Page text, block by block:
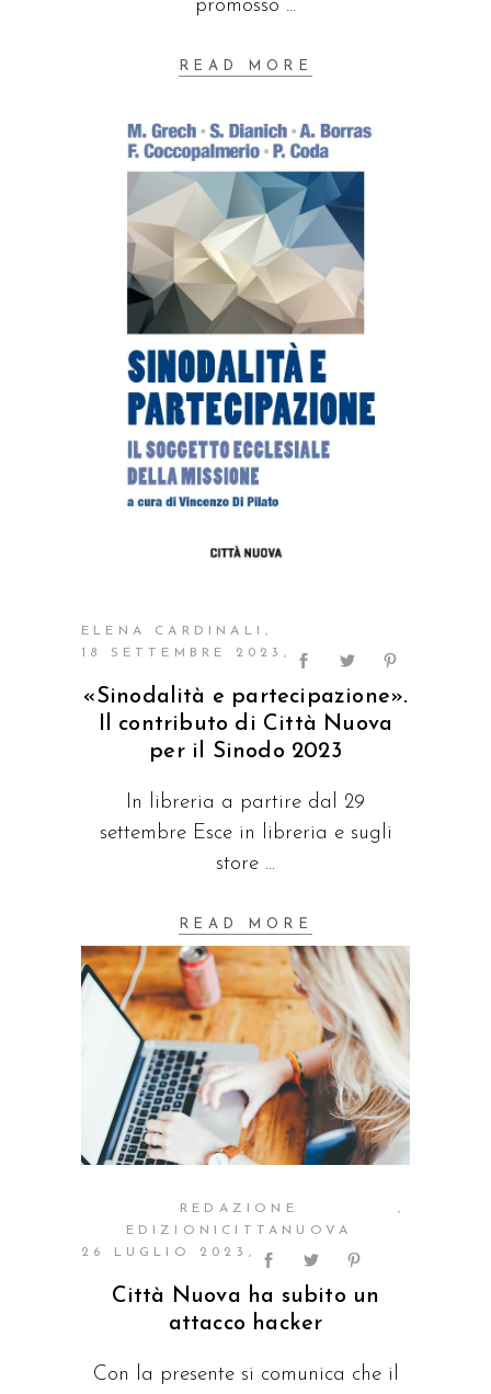
promosso
READ MORE
ELENA CARDINALI
18 SETTEMBRE 2023
«Sinodalità e partecipazione».
Il contributo di Città Nuova
per il Sinodo 2023
In libreria a partire dal 29
settembre Esce in libreria e sugli
store
READ MORE
REDAZIONE
EDIZIONICITTANUOVA
26 LUGLIO 2023
Città Nuova ha subito un
attacco hacker
Con la presente si comunica che il